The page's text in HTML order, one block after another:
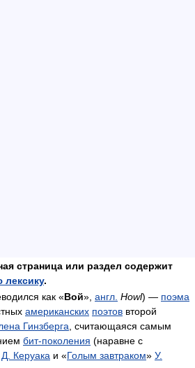
страница или раздел содержит
лексику.
как «Вой», англ. Howl) — поэма
американских поэтов второй
Гинзберга , считающаяся самым
бит-поколения (наравне с
Д. Керуака и «Голым завтраком» У.